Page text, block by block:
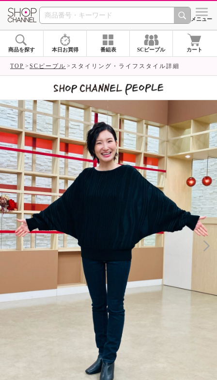
SHOP CHANNEL シメニュー
商品を探す 本日お買得 番組表 SCピープル カート
TOP SCピープル スタイリング・ライフスタイル詳細